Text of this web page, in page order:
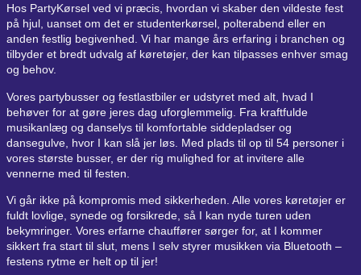
Hos PartyKørsel ved vi præcis, hvordan vi skaber den vildeste fest
på hjul, uanset om det er studenterkørsel, polterabend eller en
anden festlig begivenhed. Vi har mange års erfaring i branchen og
tilbyder et bredt udvalg af køretøjer, der kan tilpasses enhver smag
og behov.
Vores partybusser og festlastbiler er udstyret med alt, hvad I
behøver for at gøre jeres dag uforglemmelig. Fra kraftfulde
musikanlæg og danselys til komfortable siddepladser og
dansegulve, hvor I kan slå jer løs. Med plads til op til 54 personer i
vores største busser, er der rig mulighed for at invitere alle
vennerne med til festen.
Vi går ikke på kompromis med sikkerheden. Alle vores køretøjer er
fuldt lovlige, synede og forsikrede, så I kan nyde turen uden
bekymringer. Vores erfarne chauffører sørger for, at I kommer
sikkert fra start til slut, mens I selv styrer musikken via Bluetooth –
festens rytme er helt op til jer!